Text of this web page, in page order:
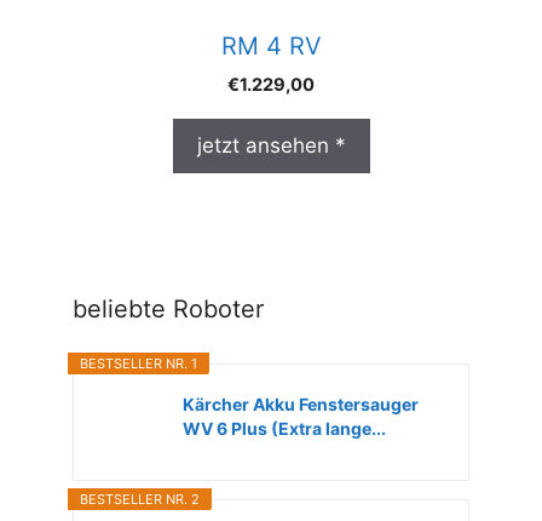
RM 4 RV
€1.229,00
jetzt ansehen *
beliebte Roboter
BESTSELLER NR. 1
Kärcher Akku Fenstersauger
WV 6 Plus (Extra lange...
BESTSELLER NR. 2